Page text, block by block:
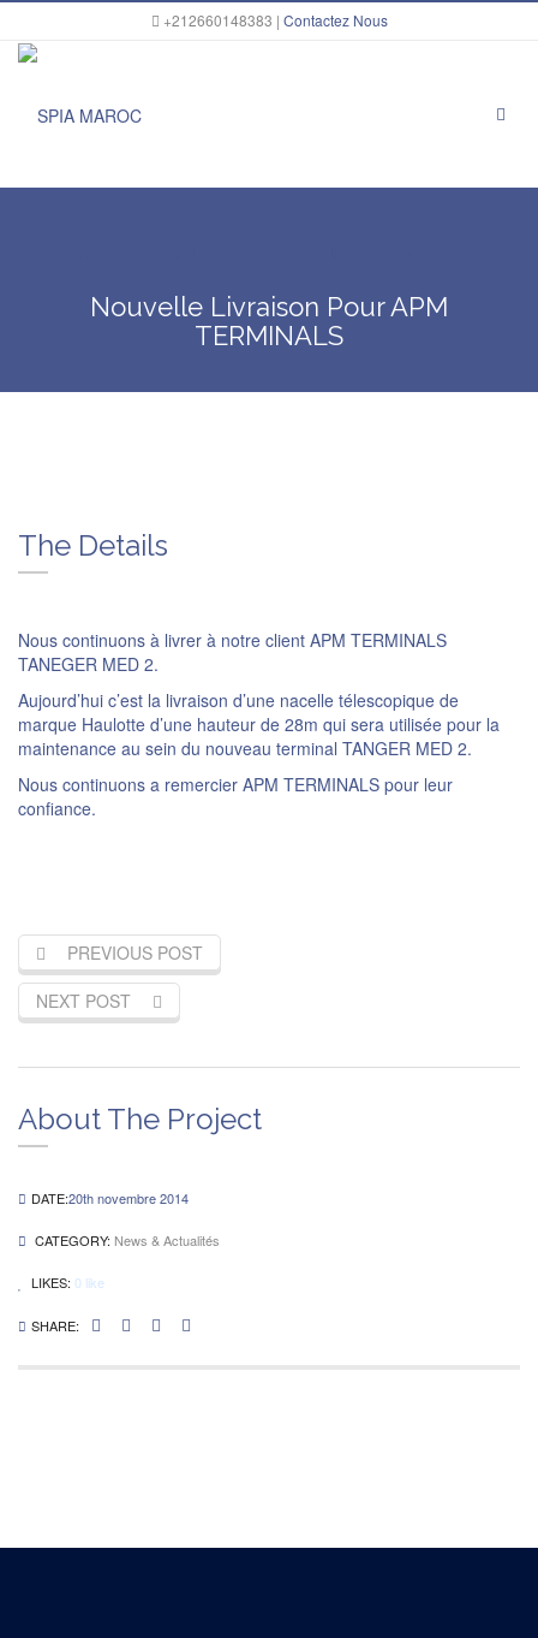
+212660148383 | Contactez Nous
Nouvelle Livraison Pour APM
TERMINALS
The Details
Nous continuons à livrer à notre client APM TERMINALS
TANEGER MED 2.
Aujourd’hui c’est la livraison d’une nacelle télescopique de
marque Haulotte d’une hauteur de 28m qui sera utilisée pour la
maintenance au sein du nouveau terminal TANGER MED 2.
Nous continuons a remercier APM TERMINALS pour leur
confiance.
PREVIOUS POST
NEXT POST
About The Project
DATE:20th novembre 2014
CATEGORY: News & Actualités
LIKES: 0 like
SHARE: